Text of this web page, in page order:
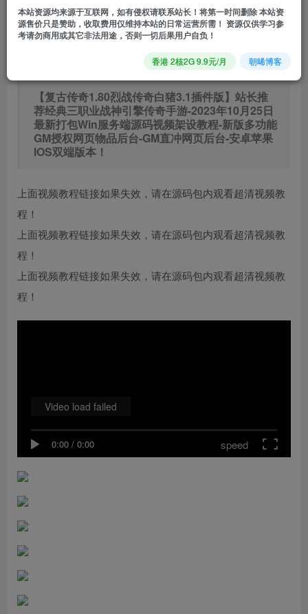
立即购买
【复古传奇1.80烈战传奇白猪3.1插件版】站长推
荐经典三职业战神引擎传奇手游-2023年10月25日
最新打包Win服务端源码视频架设教程-新版多功能
GM授权网页物品后台-GM直冲网页后台-安卓苹果
IOS双端版本！
上面视频教程链接如果失效，请在源码包内观看超清视频教
程！
上面视频教程链接如果失效，请在源码包内观看超清视频教
程！
上面视频教程链接如果失效，请在源码包内观看超清视频教
程！
0:00 / 0:00 speed
Video load failed
本站资源均来源于互联网，如有侵权请联系站长！将第一时间删除 本站资
源售价只是赞助，收取费用仅维持本站的日常运营所需！ 资源仅供学习参
考请勿商用或其它非法用途，否则一切后果用户自负！
香港 2核2G 9.9元/月 朝晞博客